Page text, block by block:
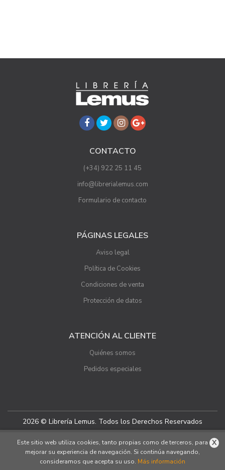
CONTACTO
(+34) 922 25 11 45
info@librerialemus.com
Formulario de contacto
PÁGINAS LEGALES
Aviso legal
Política de Cookies
Condiciones de venta
Protección de datos
ATENCIÓN AL CLIENTE
Quiénes somos
Pedidos especiales
2026 © Librería Lemus. Todos los Derechos Reservados
X
Este sitio web utiliza cookies, tanto propias como de terceros, para
mejorar su experiencia de navegación. Si continúa navegando,
consideramos que acepta su uso. Más información